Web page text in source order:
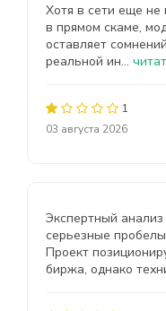
Хотя в сети еще не
в прямом скаме,
оставляет
реальной ин...
1
03 августа 2026
Экспертный
серьезные
Проект
биржа, однако